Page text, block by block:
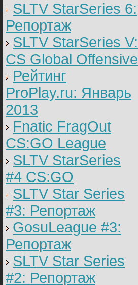
SLTV StarSeries 6:
Репортаж
SLTV StarSeries V:
CS Global Offensive
Рейтинг
ProPlay.ru: Январь
2013
Fnatic FragOut
CS:GO League
SLTV StarSeries
#4 CS:GO
SLTV Star Series
#3: Репортаж
GosuLeague #3:
Репортаж
SLTV Star Series
#2: Репортаж